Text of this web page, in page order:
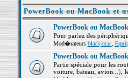
PowerBook ou MacBook et
PowerBook ou
Pour parlez des
Mod�rateurs blackjmac,
PowerBook ou
Partie spéciale pour les
voiture, bateau, avion...),